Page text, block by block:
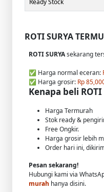
Ready Stock
ROTI SURYA
ROTI SURYAsekarang
✅ Harga normal eceran:
✅ Harga grosir: Rp
Kenapa beli ROTI
Harga Termurah
Stok ready &
Free Ongkir.
Harga grosir lebih
Order hari ini,
Pesan sekarang!
Hubungi kami via
murah hanya disini.